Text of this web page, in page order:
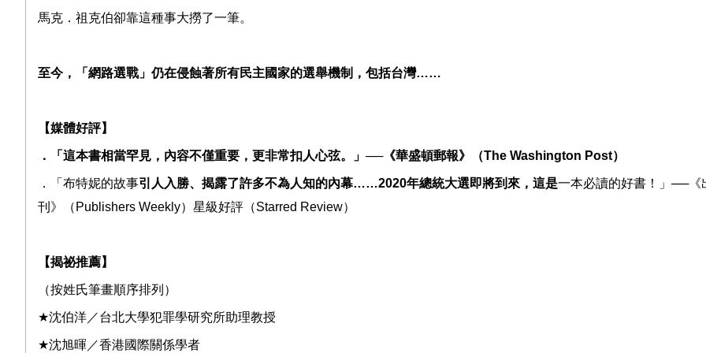
馬克．祖克伯卻靠這種事大撈了一筆。
至今，「網路選戰」仍在侵蝕著所有民主國家的選舉機制，包括台灣……
【媒體好評】
．「這本書相當罕見，內容不僅重要，更非常扣人心弦。」 ──《華盛頓郵報》（The Washington Post）
．「布特妮的故事引人入勝、揭露了許多不為人知的內幕……2020年總統大選即將到來，這是一本必讀的好書！」 ──《
刊》（ Publishers Weekly）星級好評（Starred Review）
【揭祕推薦】
（按姓氏筆畫順序排列）
★沈伯洋／台北大學犯罪學研究所助理教授
★沈旭暉／香港國際關係學者